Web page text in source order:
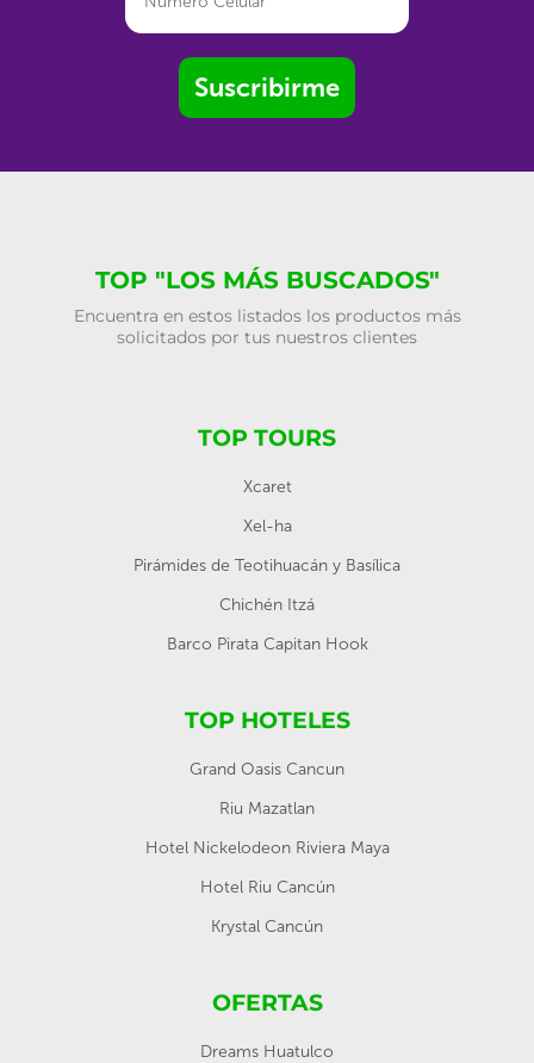
Suscribirme
TOP "LOS MÁS BUSCADOS"
Encuentra en estos listados los productos más
solicitados por tus nuestros clientes
TOP TOURS
Xcaret
Xel-ha
Pirámides de Teotihuacán y Basílica
Chichén Itzá
Barco Pirata Capitan Hook
TOP HOTELES
Grand Oasis Cancun
Riu Mazatlan
Hotel Nickelodeon Riviera Maya
Hotel Riu Cancún
Krystal Cancún
OFERTAS
Dreams Huatulco